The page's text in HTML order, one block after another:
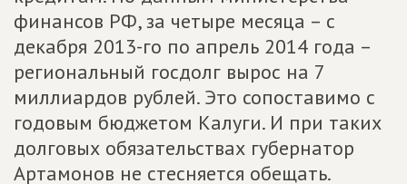
финансов РФ, за четыре месяца – с
декабря 2013-го по апрель 2014 года –
региональный госдолг вырос на 7
миллиардов рублей. Это сопоставимо с
годовым бюджетом Калуги. И при таких
долговых обязательствах губернатор
Артамонов не стесняется обещать.